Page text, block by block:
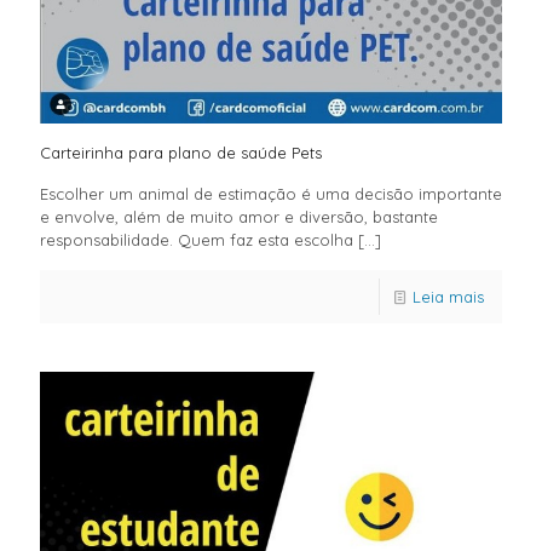
Carteirinha para plano de saúde Pets
Escolher um animal de estimação é uma decisão importante
e envolve, além de muito amor e diversão, bastante
responsabilidade. Quem faz esta escolha […]
Leia mais